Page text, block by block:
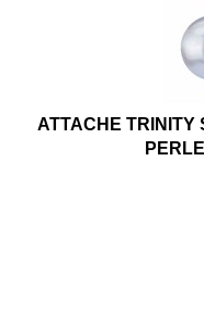
ATTACHE TRINITY